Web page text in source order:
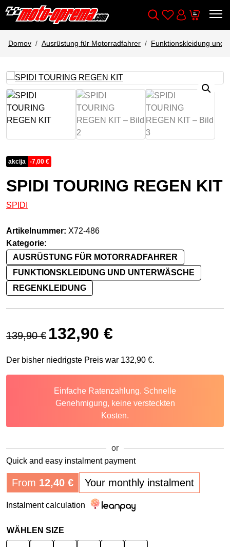
Wishlist
Cart
Domov Ausrüstung für Motorradfahrer Funktionskleidung und
akcija -7,00 €
SPIDI TOURING REGEN KIT
SPIDI
Artikelnummer: X72-486
Kategorie:
AUSRÜSTUNG FÜR MOTORRADFAHRER
FUNKTIONSKLEIDUNG UND UNTERWÄSCHE
REGENKLEIDUNG
139,90€
Ursprünglicher Preis war: 139,90 €
132,90 €
Der bisher niedrigste Preis war 132,90 €.
Einfache Ratenzahlung. Schnelle
Genehmigung, keine versteckten
Kosten.
or
Quick and easy instalment payment
From 12,40 € Your monthly instalment
Instalment calculation
WÄHLEN SIZE